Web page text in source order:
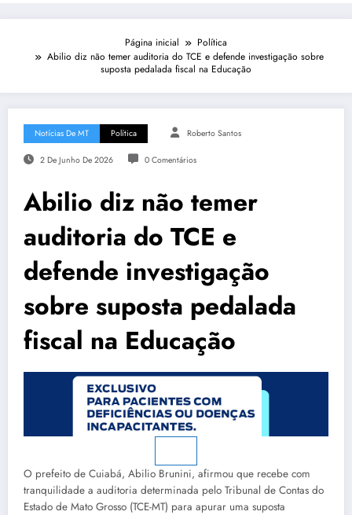
Página inicial
Política
Abilio diz não temer auditoria do TCE e defende investigação sobre
suposta pedalada fiscal na Educação
Notícias De MT Política Roberto Santos
2 De Junho De 2026 0 Comentários
Abilio diz não temer
auditoria do TCE e
defende investigação
sobre suposta pedalada
fiscal na Educação
O prefeito de Cuiabá, Abilio Brunini, afirmou que recebe com
tranquilidade a auditoria determinada pelo Tribunal de Contas do
Estado de Mato Grosso (TCE-MT) para apurar uma suposta